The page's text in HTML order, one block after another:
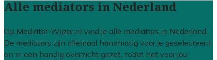
Alle mediators in Nederland
Op Mediator-Wijzer.nl vind je alle mediators in Nederland.
De mediators zijn allemaal handmatig voor je geselecteerd
en in een handig overzicht gezet, zodat het voor jou